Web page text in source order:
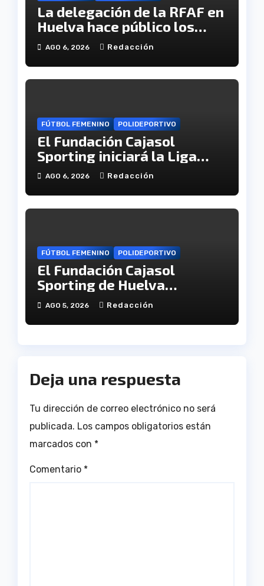
La delegación de la RFAF en
Huelva hace público los
calendarios de la categoría
juvenil
AGO 6, 2026 Redacción
FÚTBOL FEMENINO POLIDEPORTIVO
El Fundación Cajasol
Sporting iniciará la Liga
recibiendo al Cacereño
AGO 6, 2026 Redacción
FÚTBOL FEMENINO POLIDEPORTIVO
El Fundación Cajasol
Sporting de Huelva
disputará la Copa de
Andalucía en el Estadio
Antonio Toledo Sánchez
AGO 5, 2026 Redacción
Deja una respuesta
Tu dirección de correo electrónico no será
publicada. Los campos obligatorios están
marcados con *
Comentario *